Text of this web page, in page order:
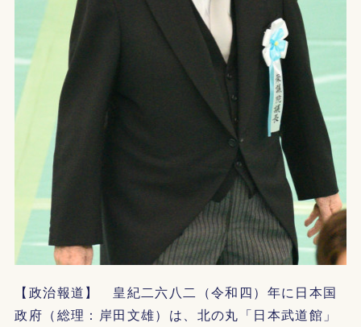
【政治報道】 皇紀二六八二（令和四）年に日本国
政府（総理：岸田文雄）は、北の丸「日本武道館」